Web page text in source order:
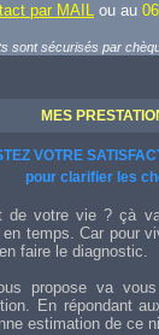
par MAIL ou au
sont sécurisés par
MES
VOTRE
pour clarifier les
de votre vie ? çà
temps. Car pour
faire le diagnostic.
propose va vous
En répondant
estimation de ce